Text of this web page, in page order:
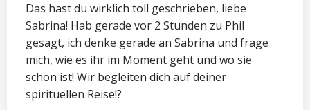
Das hast du wirklich toll geschrieben, liebe
Sabrina! Hab gerade vor 2 Stunden zu Phil
gesagt, ich denke gerade an Sabrina und frage
mich, wie es ihr im Moment geht und wo sie
schon ist! Wir begleiten dich auf deiner
spirituellen Reise!?